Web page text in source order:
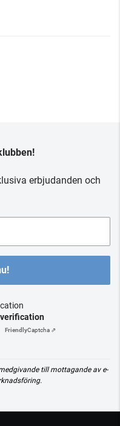
erbjudanden och
FriendlyCaptcha ⇗
till mottagande av e-